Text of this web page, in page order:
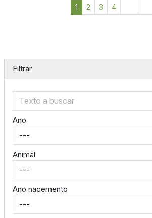
Filtrar
Ano
Animal
Ano nacemento
1 2 3 4